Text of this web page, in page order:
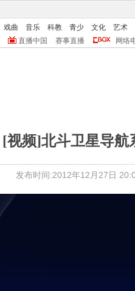
戏曲 音乐 科教 青少 文化
艺术
直播中国 赛事直播 网络
[视频]北斗卫星导航
发布时间:2012年12月27日